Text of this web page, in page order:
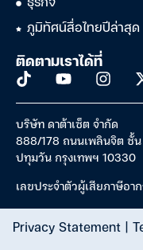
ธุรกิจ
ภูมิทัศน์สื่อไทยปีล่าสุด
ติดตามเราได้ที่
บริษัท ดาต้าเซ็ต จำกัด
888/178 ถนนเพลินจิต ชั้น
ปทุมวัน กรุงเทพฯ 10330
เลขประจำตัวผู้เสียภาษีอ
Privacy Statement|